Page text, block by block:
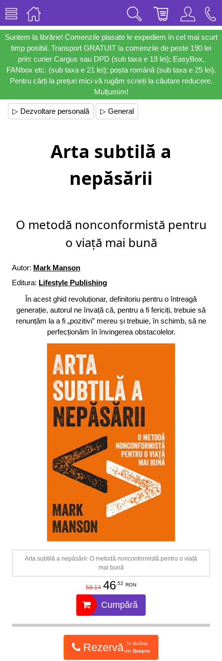
Suntem la librărie! Comenzile plasate le expediem în cel mai scurt
timp posibil. Transport GRATUIT la comenzile de peste 190 lei
prin: curier Cargus sau DPD (sub taxa e 19 lei); EasyBox,
FANbox etc. (sub taxa e 21 lei); poșta română (sub taxa e 25 lei).
Pentru cărți la prețuri mici vă rugăm scrieți la căutare reducere.
Mulțumim!
▷ Dezvoltare personală ▷ General
Arta subtilă a
nepăsării
O metodă nonconformistă pentru
o viață mai bună
Autor: Mark Manson
Editura: Lifestyle Publishing
În acest ghid revoluționar, definitoriu pentru o întreagă
generație, autorul ne învață că, pentru a fi fericiți, trebuie să
renunțăm la a fi „pozitivi” mereu și trebuie, în schimb, să ne
perfecționăm în învingerea obstacolelor.
Arta subtilă a nepăsării: O metodă nonconformistă pentru o viață
mai bună
58.14 46.52 RON
Cumpără
Rezervă
în librăria
din Brașov